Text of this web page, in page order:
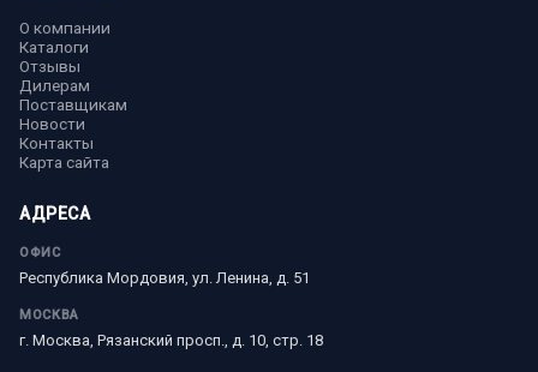
О компании
Каталоги
Отзывы
Дилерам
Поставщикам
Новости
Контакты
Карта сайта
АДРЕСА
ОФИС
Республика Мордовия, ул. Ленина, д. 51
МОСКВА
г. Москва, Рязанский просп., д. 10, стр. 18